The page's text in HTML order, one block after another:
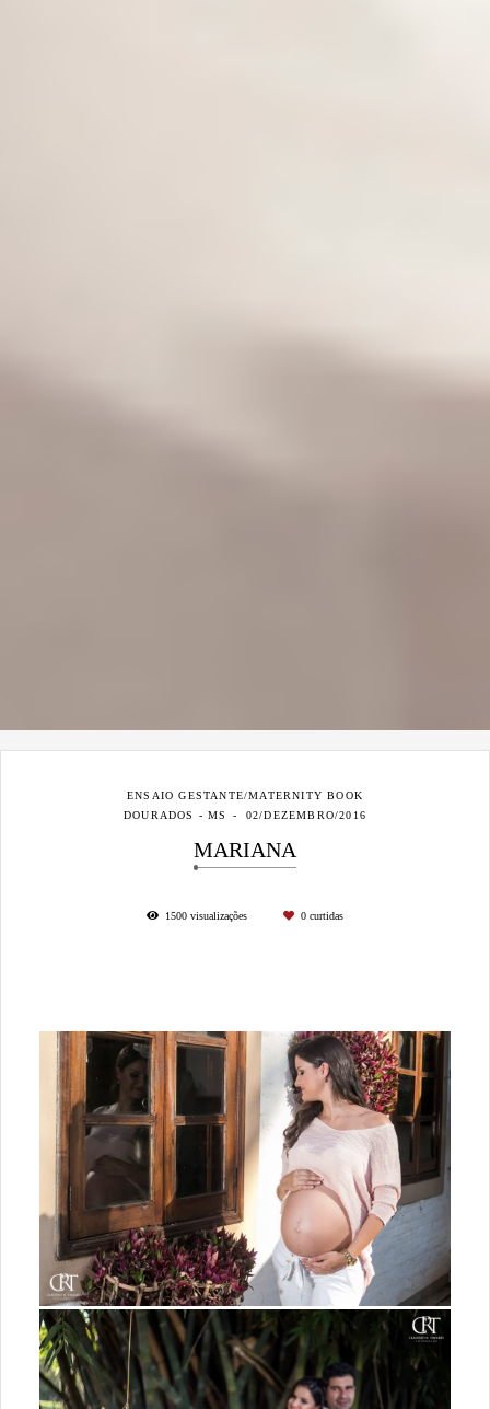
ENSAIO GESTANTE/MATERNITY BOOK
DOURADOS - MS
02/DEZEMBRO/2016
MARIANA
1500 visualizações 0 curtidas